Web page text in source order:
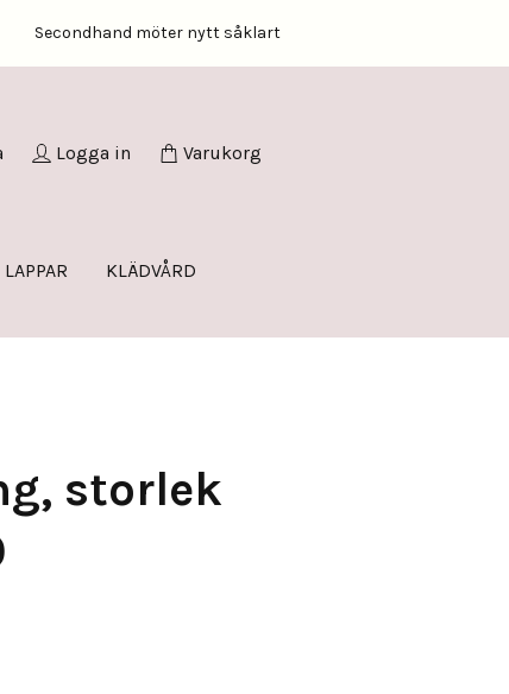
Secondhand möter nytt såklart
Logga in Varukorg
KLÄDVÅRD
storlek